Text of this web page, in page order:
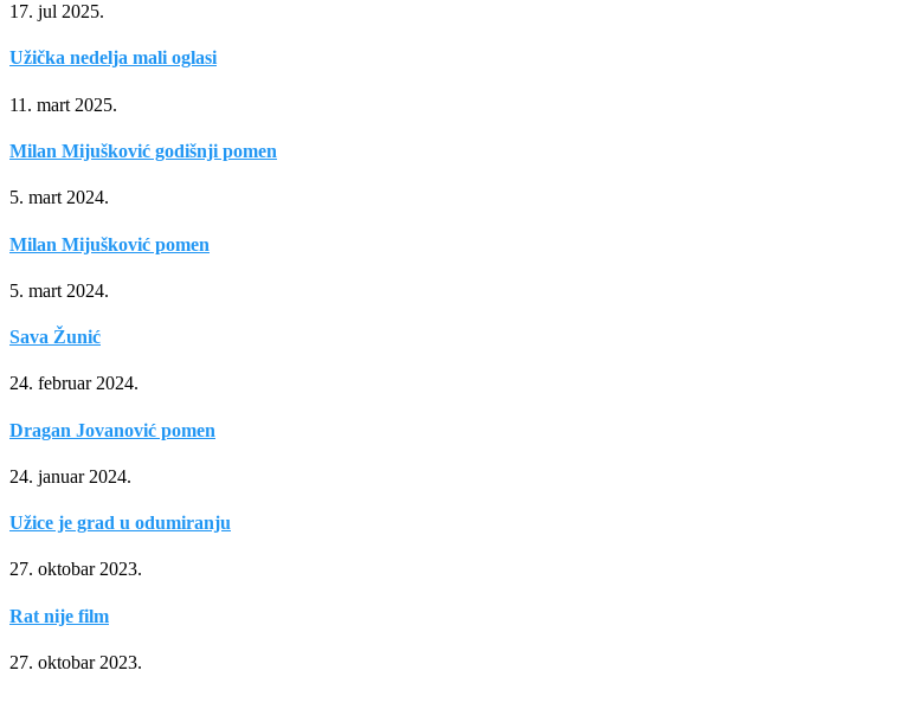
17. jul 2025.
Užička nedelja mali oglasi
11. mart 2025.
Milan Mijušković godišnji pomen
5. mart 2024.
Milan Mijušković pomen
5. mart 2024.
Sava Žunić
24. februar 2024.
Dragan Jovanović pomen
24. januar 2024.
Užice je grad u odumiranju
27. oktobar 2023.
Rat nije film
27. oktobar 2023.